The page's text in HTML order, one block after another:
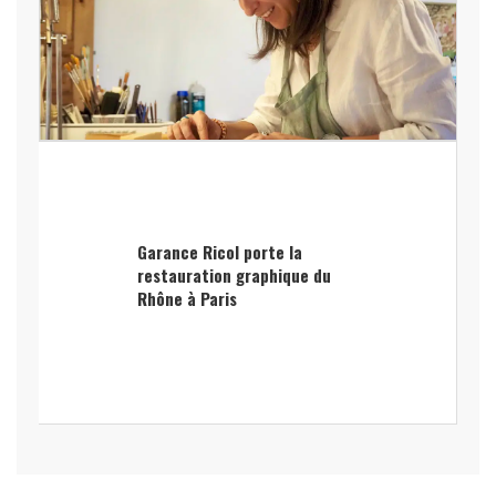
Garance Ricol porte la
restauration graphique du
Rhône à Paris